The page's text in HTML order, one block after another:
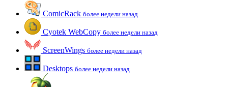
ComicRack более недели назад
Cyotek WebCopy более недели назад
ScreenWings более недели назад
Desktops более недели назад